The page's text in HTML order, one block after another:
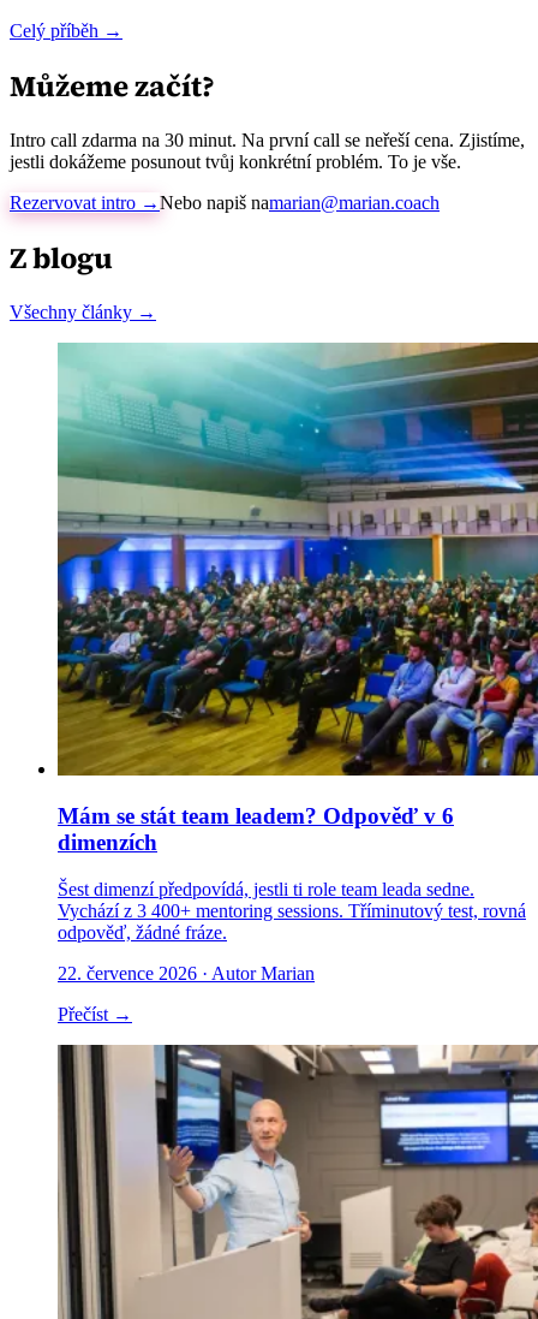
Celý příběh →
Můžeme začít?
Intro call zdarma na 30 minut. Na první call se neřeší cena. Zjistíme,
jestli dokážeme posunout tvůj konkrétní problém. To je vše.
Rezervovat intro →Nebo napiš namarian@marian.coach
Z blogu
Všechny články →
Mám se stát team leadem? Odpověď v 6
dimenzích
Šest dimenzí předpovídá, jestli ti role team leada sedne.
Vychází z 3 400+ mentoring sessions. Tříminutový test, rovná
odpověď, žádné fráze.
22. července 2026 · Autor Marian
Přečíst →